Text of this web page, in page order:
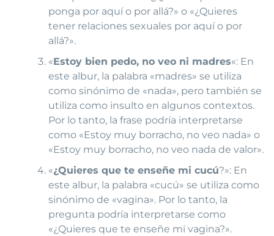
ponga por aquí o por allá?» o «¿Quieres
tener relaciones sexuales por aquí o por
allá?».
«Estoy bien pedo, no veo ni madres«: En
este albur, la palabra «madres» se utiliza
como sinónimo de «nada», pero también se
utiliza como insulto en algunos contextos.
Por lo tanto, la frase podría interpretarse
como «Estoy muy borracho, no veo nada» o
«Estoy muy borracho, no veo nada de valor».
«¿Quieres que te enseñe mi cucú?»: En
este albur, la palabra «cucú» se utiliza como
sinónimo de «vagina». Por lo tanto, la
pregunta podría interpretarse como
«¿Quieres que te enseñe mi vagina?».